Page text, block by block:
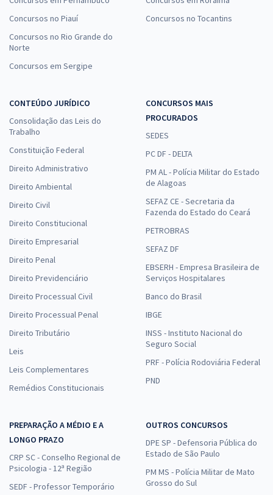
Concursos no Piauí
Concursos no Rio Grande do
Norte
Concursos em Sergipe
Concursos no Tocantins
CONTEÚDO JURÍDICO
Consolidação das Leis do
Trabalho
Constituição Federal
Direito Administrativo
Direito Ambiental
Direito Civil
Direito Constitucional
Direito Empresarial
Direito Penal
Direito Previdenciário
Direito Processual Civil
Direito Processual Penal
Direito Tributário
Leis
Leis Complementares
Remédios Constitucionais
CONCURSOS MAIS
PROCURADOS
SEDES
PC DF - DELTA
PM AL - Polícia Militar do Estado
de Alagoas
SEFAZ CE - Secretaria da
Fazenda do Estado do Ceará
PETROBRAS
SEFAZ DF
EBSERH - Empresa Brasileira de
Serviços Hospitalares
Banco do Brasil
IBGE
INSS - Instituto Nacional do
Seguro Social
PRF - Polícia Rodoviária Federal
PND
PREPARAÇÃO A MÉDIO E A
LONGO PRAZO
CRP SC - Conselho Regional de
Psicologia - 12ª Região
SEDF - Professor Temporário
OUTROS CONCURSOS
DPE SP - Defensoria Pública do
Estado de São Paulo
PM MS - Polícia Militar de Mato
Grosso do Sul